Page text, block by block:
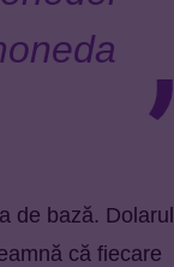
de bază. Dolarul
că fiecare